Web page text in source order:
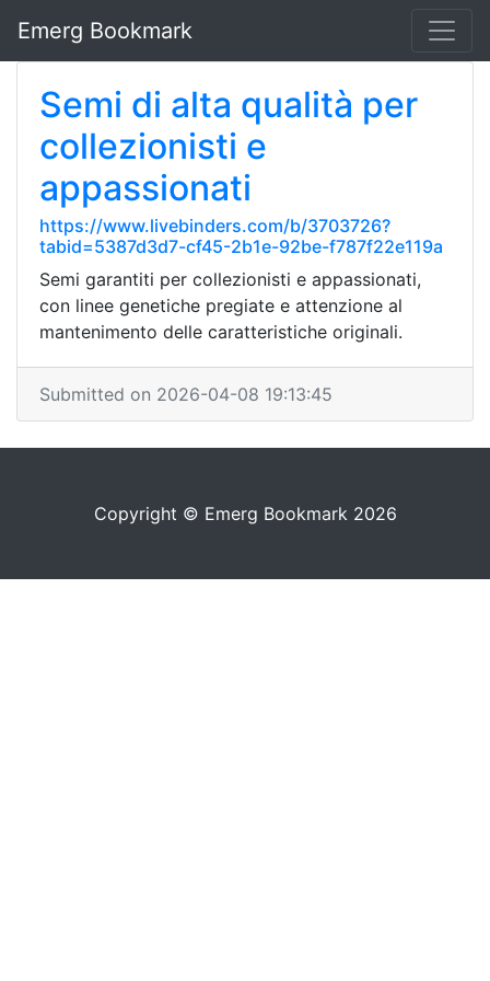
Emerg Bookmark
Semi di alta qualità per
collezionisti e
appassionati
https://www.livebinders.com/b/3703726?
tabid=5387d3d7-cf45-2b1e-92be-f787f22e119a
Semi garantiti per collezionisti e appassionati,
con linee genetiche pregiate e attenzione al
mantenimento delle caratteristiche originali.
Submitted on 2026-04-08 19:13:45
Copyright © Emerg Bookmark 2026